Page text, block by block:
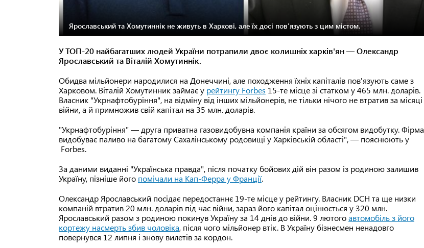
Ярославський та Хомутиннік не живуть в Харкові, але їх досі пов'язують з цим містом.
У ТОП-20 найбагатших людей України потрапили двоє колишніх харків'ян — Олександр
Ярославський та Віталій Хомутиннік.
Обидва мільйонери народилися на Донеччині, але походження їхніх капіталів пов'язують саме з
Харковом. Віталій Хомутинник займає у рейтингу Forbes 15-те місце зі статком у 465 млн. доларів.
Власник "Укрнафтобуріння", на відміну від інших мільйонерів, не тільки нічого не втратив за місяці
війни, а й примножив свій капітал на 35 млн. доларів.
"Укрнафтобуріння" — друга приватна газовидобувна компанія країни за обсягом видобутку. Фірма
видобуває паливо на багатому Сахалінському родовищі у Харківській області", — пояснюють у
Forbes.
За даними виданні "Українська правда", після початку бойових дій він разом із родиною залишив
Україну, пізніше його помічали на Кап-Ферра у Франції.
Олександр Ярославський посідає передостаннє 19-те місце у рейтингу. Власник DCH та ще низки
компаній втратив 20 млн. доларів під час війни, зараз його капітал оцінюється у 320 млн.
Ярославський разом з родиною покинув Україну за 14 днів до війни. 9 лютогоавтомобіль з його
кортежу насмерть збив чоловіка, після чого мільйонер втік. В Україну бізнесмен ненадовго
повернувся 12 липня і знову вилетів за кордон.